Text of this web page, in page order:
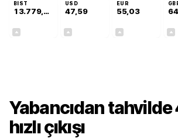
BIST
13.779,48
USD
47,59
EUR
55,03
Yabancıdan tahvilde
hızlı çıkışı